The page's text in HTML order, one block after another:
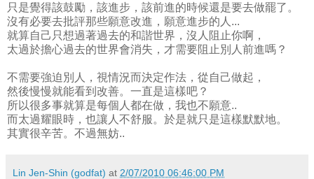
只是覺得該鼓勵，該進步，該前進的時候還是要去做罷了。
沒有必要去批評那些願意改進，願意進步的人...
就算自己只想過著過去的和諧世界，沒人阻止你啊，
太過於擔心過去的世界會消失，才需要阻止別人前進嗎？
不需要強迫別人，視情況而決定作法，從自己做起，
然後慢慢就能看到改善。一直是這樣吧？
所以很多事就算是每個人都在做，我也不願意..
而太過耀眼時，也讓人不舒服。於是就只是這樣默默地。
其實很辛苦。不過無妨..
Lin Jen-Shin (godfat) at 2/07/2010 06:46:00 PM